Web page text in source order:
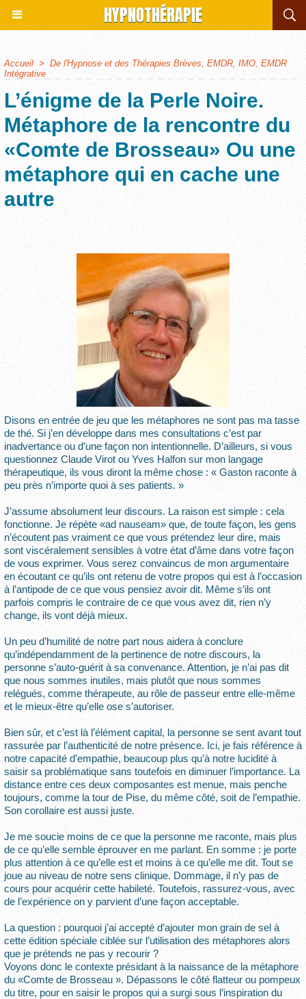
HYPNOTHÉRAPIE
Accueil > De l'Hypnose et des Thérapies Brèves, EMDR, IMO, EMDR
Intégrative
L’énigme de la Perle Noire.
Métaphore de la rencontre du
«Comte de Brosseau» Ou une
métaphore qui en cache une
autre
Disons en entrée de jeu que les métaphores ne sont pas ma tasse
de thé. Si j’en développe dans mes consultations c’est par
inadvertance ou d’une façon non intentionnelle. D’ailleurs, si vous
questionnez Claude Virot ou Yves Halfon sur mon langage
thérapeutique, ils vous diront la même chose : « Gaston raconte à
peu près n’importe quoi à ses patients. »
J’assume absolument leur discours. La raison est simple : cela
fonctionne. Je répète «ad nauseam» que, de toute façon, les gens
n’écoutent pas vraiment ce que vous prétendez leur dire, mais
sont viscéralement sensibles à votre état d’âme dans votre façon
de vous exprimer. Vous serez convaincus de mon argumentaire
en écoutant ce qu’ils ont retenu de votre propos qui est à l’occasion
à l’antipode de ce que vous pensiez avoir dit. Même s’ils ont
parfois compris le contraire de ce que vous avez dit, rien n’y
change, ils vont déjà mieux.
Un peu d’humilité de notre part nous aidera à conclure
qu’indépendamment de la pertinence de notre discours, la
personne s’auto-guérit à sa convenance. Attention, je n’ai pas dit
que nous sommes inutiles, mais plutôt que nous sommes
relégués, comme thérapeute, au rôle de passeur entre elle-même
et le mieux-être qu’elle ose s’autoriser.
Bien sûr, et c’est là l’élément capital, la personne se sent avant tout
rassurée par l’authenticité de notre présence. Ici, je fais référence à
notre capacité d’empathie, beaucoup plus qu’à notre lucidité à
saisir sa problématique sans toutefois en diminuer l’importance. La
distance entre ces deux composantes est menue, mais penche
toujours, comme la tour de Pise, du même côté, soit de l’empathie.
Son corollaire est aussi juste.
Je me soucie moins de ce que la personne me raconte, mais plus
de ce qu’elle semble éprouver en me parlant. En somme : je porte
plus attention à ce qu’elle est et moins à ce qu’elle me dit. Tout se
joue au niveau de notre sens clinique. Dommage, il n’y pas de
cours pour acquérir cette habileté. Toutefois, rassurez-vous, avec
de l’expérience on y parvient d’une façon acceptable.
La question : pourquoi j’ai accepté d’ajouter mon grain de sel à
cette édition spéciale ciblée sur l’utilisation des métaphores alors
que je prétends ne pas y recourir ?
Voyons donc le contexte présidant à la naissance de la métaphore
du «Comte de Brosseau ». Dépassons le côté flatteur ou pompeux
du titre, pour en saisir le propos qui a surgi sous l’inspiration du